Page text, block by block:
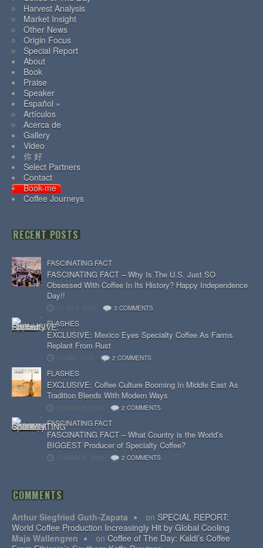
Harvest Analysis
Market Insight
Other News
Origin Focus
Special Report
About
Book
Praise
Speaker
Español »
Artículos
Acerca de
Gallery
Video
你 好
Select Partners
Contact
Book-me
Coffee Journeys
RECENT POSTS
FASCINATING FACT
FASCINATING FACT – Why Is The U.S. Just SO
Obsessed With Coffee In Its History? Happy Independence
Day!!
04 JULY, 2026 3 COMMENTS
FLASHES
EXCLUSIVE: Mexico Eyes Specialty Coffee As Farms
Replant From Rust
31 MAY, 2026 2 COMMENTS
FLASHES
EXCLUSIVE: Coffee Culture Booming In Middle East As
Tradition Blends With Modern Ways
31 MARCH, 2026 2 COMMENTS
FASCINATING FACT
FASCINATING FACT – What Country is the World’s
BIGGEST Producer of Specialty Coffee?
28 MARCH, 2026 2 COMMENTS
COMMENTS
Arthur Siegfried Guth-Zapata on SPECIAL REPORT:
World Coffee Production Increasingly Hit by Global Cooling
Maja Wallengren
on Coffee of The Day: Kaldi’s Coffee